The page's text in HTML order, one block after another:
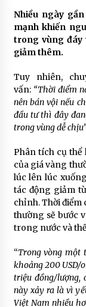
Nhiều ngày
mạnh khiến
trong vùng đáy
giảm thêm.
Tuy nhiên,
vấn: “Thời điểm
nên bán vội nếu
đầu tư thì đây
trong vùng dễ
Phân tích cụ thể
của giá vàng
lúc lên lúc
tác động giảm
chỉnh. Thời điểm
thường sẽ bước
trong nước và
“Trong vòng một
khoảng 200 USD/
triệu đồng/lượng,
này xảy ra là vì
Việt Nam nhiều